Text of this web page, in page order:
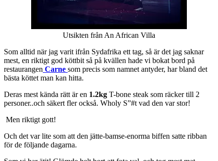
Utsikten från An African Villa
Som alltid när jag varit ifrån Sydafrika ett tag, så är det jag saknar
mest, en riktigt god köttbit så på kvällen hade vi bokat bord på
restaurangen Carne som precis som namnet antyder, har bland det
bästa köttet man kan hitta.
Deras mest kända rätt är en 1.2kg T-bone steak som räcker till 2
personer..och säkert fler också. Wholy S”#t vad den var stor!
Men riktigt gott!
Och det var lite som att den jätte-bamse-enorma biffen satte ribban
för de följande dagarna.